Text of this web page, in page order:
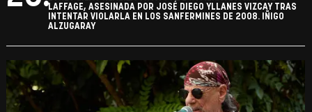
LAFFAGE, ASESINADA POR JOSÉ DIEGO YLLANES VIZCAY TRAS
INTENTAR VIOLARLA EN LOS SANFERMINES DE 2008. IÑIGO
ALZUGARAY